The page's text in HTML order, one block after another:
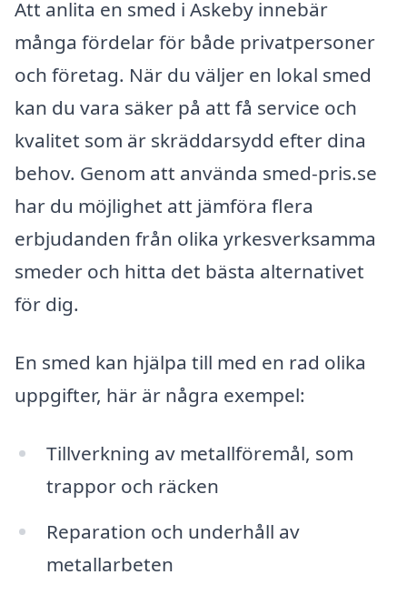
Att anlita en smed i Askeby innebär
många fördelar för både privatpersoner
och företag. När du väljer en lokal smed
kan du vara säker på att få service och
kvalitet som är skräddarsydd efter dina
behov. Genom att använda smed-pris.se
har du möjlighet att jämföra flera
erbjudanden från olika yrkesverksamma
smeder och hitta det bästa alternativet
för dig.
En smed kan hjälpa till med en rad olika
uppgifter, här är några exempel:
Tillverkning av metallföremål, som
trappor och räcken
Reparation och underhåll av
metallarbeten